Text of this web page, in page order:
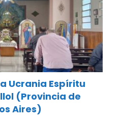
Ucrania Espíritu
(Provincia de
Aires)